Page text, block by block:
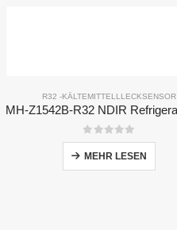
R32 -KÄLTEMITTELLLECKSENSOR
0Von 5
MEHR LESEN